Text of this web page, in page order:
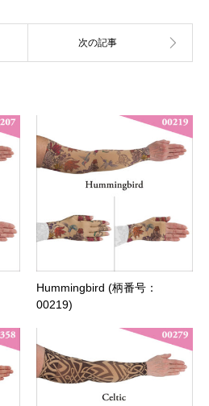
Hummingbird (柄番号：
00219)